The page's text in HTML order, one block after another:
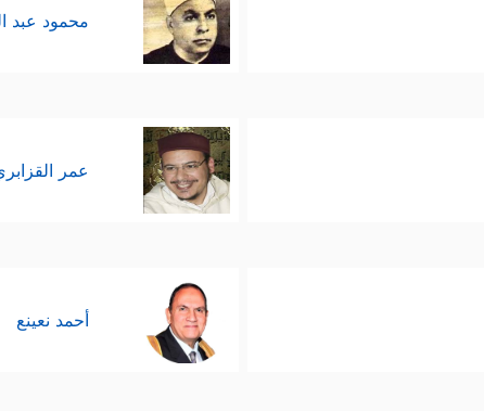
محمود عبد
عمر
أحمد نعينع